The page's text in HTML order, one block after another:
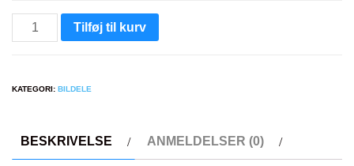
MagSign
antal
Tilføj til kurv
KATEGORI: BILDELE
BESKRIVELSE ANMELDELSER (0)